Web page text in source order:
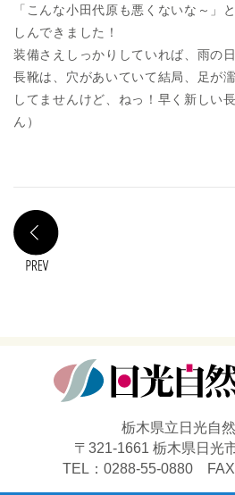
「こんな小田代原も悪くないな～」
しんできました！
装備さえしっかりしていれば、雨の
長靴は、穴があいていて結局、足が
してませんけど、ねっ！早く新しい
ん）
栃木県立日光自
〒321-1661 栃木県日光
TEL：0288-55-0880